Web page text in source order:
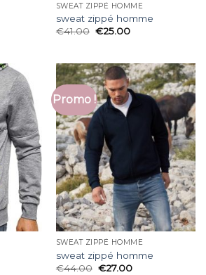
SWEAT ZIPPÉ HOMME
sweat zippé homme
€41.00 €25.00
Promo !
SWEAT ZIPPÉ HOMME
sweat zippé homme
€44.00 €27.00